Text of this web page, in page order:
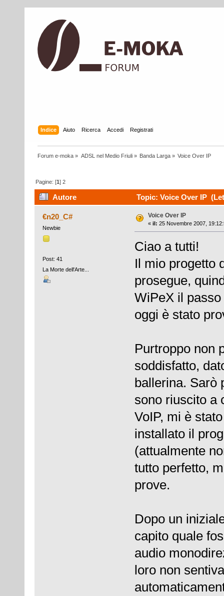
Indice Aiuto Ricerca Accedi Registrati
Forum e-moka » ADSL nel Medio Friuli» Banda Larga» Voice Over IP
Pagine: [1]2
Autore Topic: Voice Over IP
€n20_C#
Newbie
Post: 41
La Morte dell'Arte...
Voice Over IP
« il: 25 Novembre 2007,
Ciao a tutti!
Il mio progetto
prosegue,
WiPeX il
oggi è stato
Purtroppo non
soddisfatto,
ballerina. Sarò
sono riuscito a
VoIP, mi è
installato il
(attualmente
tutto perfetto,
prove.
Dopo un
capito quale
audio
loro non